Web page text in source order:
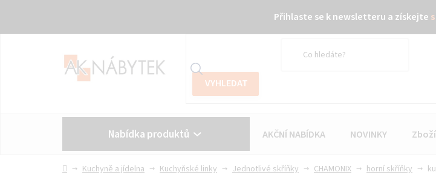
Přihlaste se k newsletteru a získejte
Nabídka produktů AKČNÍ NABÍDKA NOVINKY
Vše o nákupu Kontakt
DomůKuchyně a jídelna Kuchyňské linky Jednotlivé skříňky CHAMONIX horní skříňky